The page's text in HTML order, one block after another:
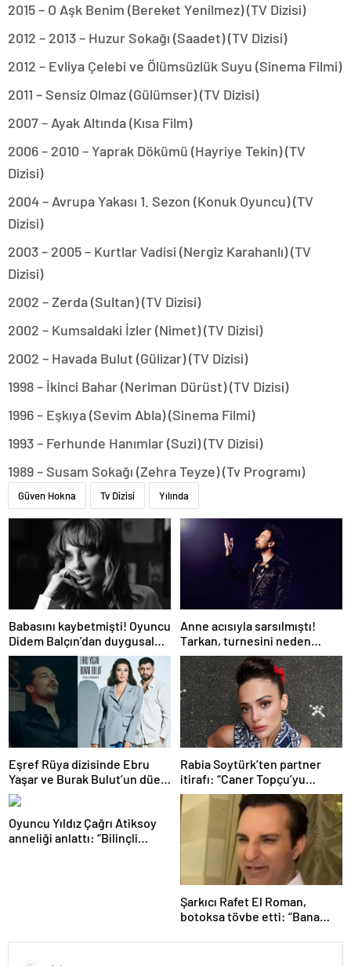
2015 – O Aşk Benim (Bereket Yenilmez) (TV Dizisi)
2012 – 2013 – Huzur Sokağı (Saadet) (TV Dizisi)
2012 – Evliya Çelebi ve Ölümsüzlük Suyu (Sinema Filmi)
2011 – Sensiz Olmaz (Gülümser) (TV Dizisi)
2007 – Ayak Altında (Kısa Film)
2006 – 2010 – Yaprak Dökümü (Hayriye Tekin) (TV
Dizisi)
2004 – Avrupa Yakası 1. Sezon (Konuk Oyuncu) (TV
Dizisi)
2003 – 2005 – Kurtlar Vadisi (Nergiz Karahanlı) (TV
Dizisi)
2002 – Zerda (Sultan) (TV Dizisi)
2002 – Kumsaldaki İzler (Nimet) (TV Dizisi)
2002 – Havada Bulut (Gülizar) (TV Dizisi)
1998 – İkinci Bahar (Neriman Dürüst) (TV Dizisi)
1996 – Eşkıya (Sevim Abla) (Sinema Filmi)
1993 – Ferhunde Hanımlar (Suzi) (TV Dizisi)
1989 – Susam Sokağı (Zehra Teyze) (Tv Programı)
Güven Hokna Tv Dizisi Yılında
Babasını kaybetmişti! Oyuncu
Didem Balçın’dan duygusal
paylaşım
Anne acısıyla sarsılmıştı!
Tarkan, turnesini neden
bırakmak istemediğini
açıkladı
Eşref Rüya dizisinde Ebru
Yaşar ve Burak Bulut’un düet
parçası ‘Kehribar’ rüzgarı
Rabia Soytürk’ten partner
itirafı: “Caner Topçu’yu
sevmiyorum”
Oyuncu Yıldız Çağrı Atiksoy
anneliği anlattı: “Bilinçli
Şarkıcı Rafet El Roman,
botoksa tövbe etti: “Bana